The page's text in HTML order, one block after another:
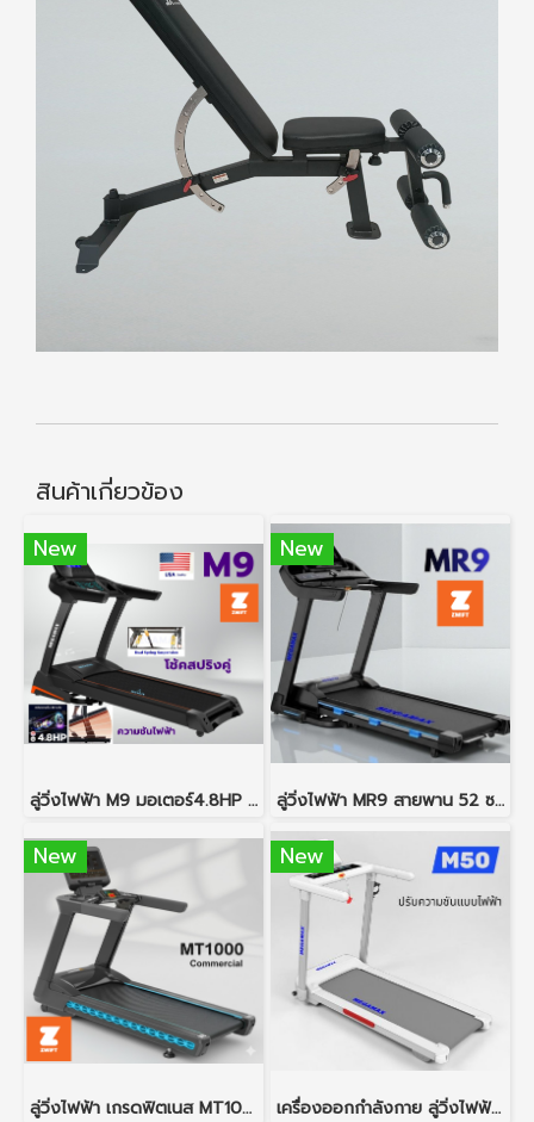
สินค้าเกี่ยวข้อง
New
ลู่วิ่งไฟฟ้า M9 มอเตอร์4.8HP พื้นที่วิ่งกว้าง 48 ซม ปรับความชันไฟฟ้า ระบบกันกระแทกด้วยโช้คสปริง
New
ลู่วิ่งไฟฟ้า MR9 สายพาน 52 ซม.
New
ลู่วิ่งไฟฟ้า เกรดฟิตเนส MT1000 สายพานกว้าง 58 ซม.
New
เครื่องออกกำลังกาย ลู่วิ่งไฟฟ้า M50 สำหรับใช้ในบ้านหรือคอนโด